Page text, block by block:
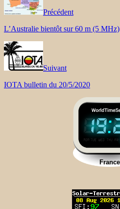
Précédent
L’Australie bientôt sur 60 m (5 MHz)
Suivant
IOTA bulletin du 20/5/2020